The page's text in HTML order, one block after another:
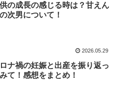
の成長の感じる時は？甘えん
次男について！
2026.05.29
ナ禍の妊娠と出産を振り返っ
て！感想をまとめ！